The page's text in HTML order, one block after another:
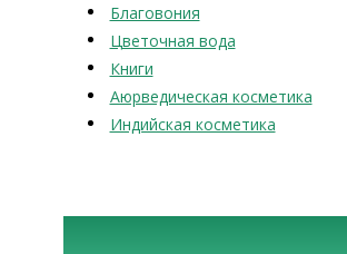
Благовония
Цветочная вода
Книги
Аюрведическая косметика
Индийская косметика